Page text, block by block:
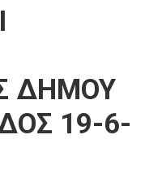
ΔΗΜΟΥ
19-6-